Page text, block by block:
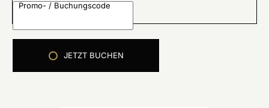
Promo- / Buchungscode
JETZT BUCHEN